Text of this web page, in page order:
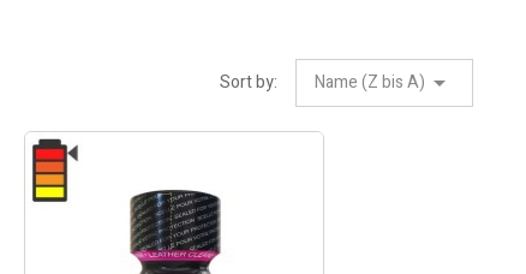
Sort by: Name (Z bis A)